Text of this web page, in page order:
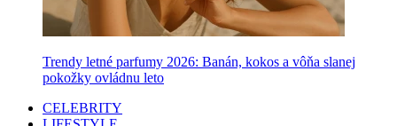
Trendy letné parfumy 2026: Banán, kokos a vôňa slanej
pokožky ovládnu leto
CELEBRITY